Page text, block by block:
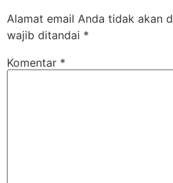
Alamat email Anda tidak akan
wajib ditandai *
Komentar *